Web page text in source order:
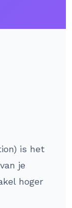
is het
je
hoger